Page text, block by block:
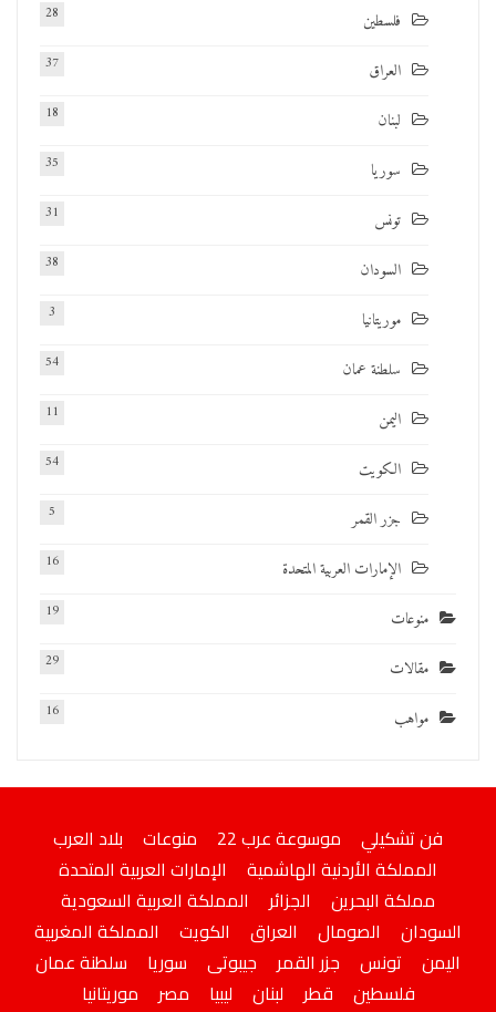
فلسطين 28
العراق 37
لبنان 18
سوريا 35
تونس 31
السودان 38
موريتانيا 3
سلطنة عمان 54
اليمن 11
الكويت 54
جزر القمر 5
الإمارات العربية المتحدة 16
منوعات 19
مقالات 29
مواهب 16
فن تشكيلي موسوعة عرب 22 منوعات
بلاد العرب
المملكة الأردنية الهاشمية
الإمارات العربية المتحدة
مملكة البحرين
الجزائر
المملكة العربية السعودية
السودان
الصومال العراق الكويت
المملكة المغربية
اليمن
تونس جزر القمر جيبوتى سوريا
سلطنة عمان
فلسطين
قطر لبنان ليبيا مصر موريتانيا